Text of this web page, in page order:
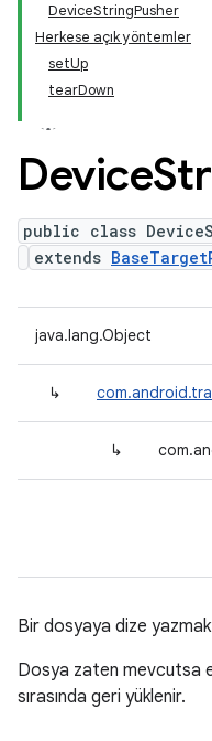
DeviceStringPusher
Herkese açık yöntemler
setUp
tearDown
Device
public class
extends
java.lang.Object
↳
↳
Bir dosyaya dize yazmak
Dosya zaten mevcutsa
sırasında geri yüklenir.